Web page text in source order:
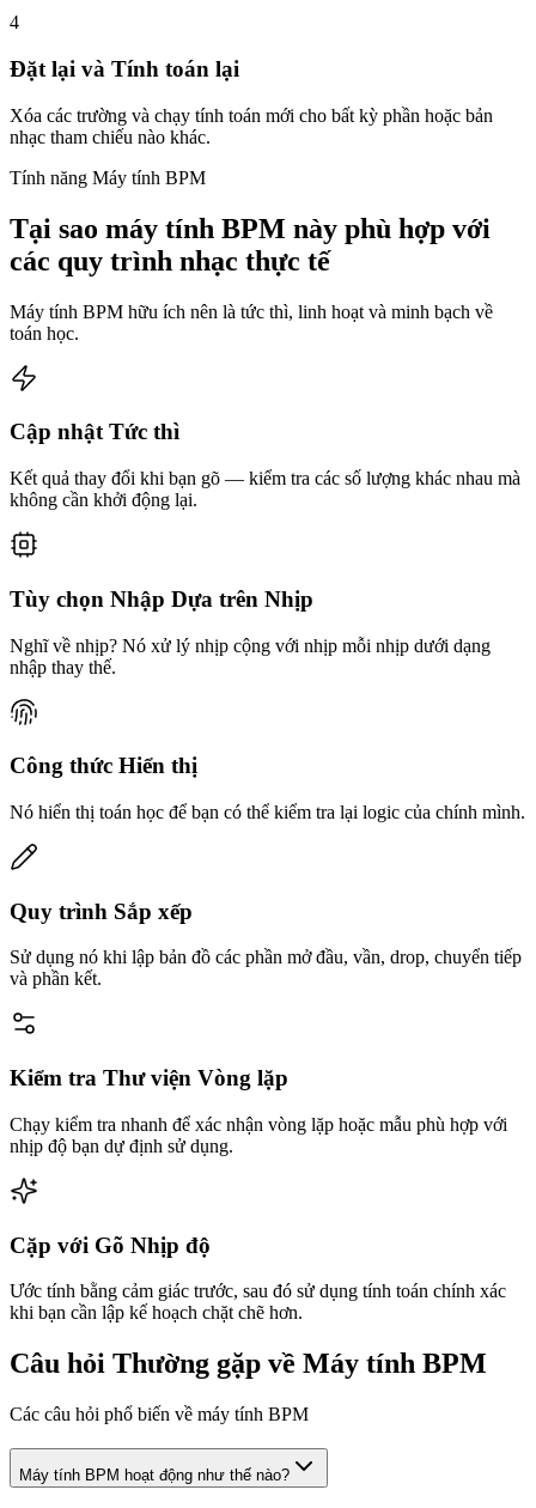
4
Đặt lại và Tính toán lại
Xóa các trường và chạy tính toán mới cho bất kỳ phần hoặc bản
nhạc tham chiếu nào khác.
Tính năng Máy tính BPM
Tại sao máy tính BPM này phù hợp với
các quy trình nhạc thực tế
Máy tính BPM hữu ích nên là tức thì, linh hoạt và minh bạch về
toán học.
Cập nhật Tức thì
Kết quả thay đổi khi bạn gõ — kiểm tra các số lượng khác nhau mà
không cần khởi động lại.
Tùy chọn Nhập Dựa trên Nhịp
Nghĩ về nhịp? Nó xử lý nhịp cộng với nhịp mỗi nhịp dưới dạng
nhập thay thế.
Công thức Hiển thị
Nó hiển thị toán học để bạn có thể kiểm tra lại logic của chính mình.
Quy trình Sắp xếp
Sử dụng nó khi lập bản đồ các phần mở đầu, vần, drop, chuyển tiếp
và phần kết.
Kiểm tra Thư viện Vòng lặp
Chạy kiểm tra nhanh để xác nhận vòng lặp hoặc mẫu phù hợp với
nhịp độ bạn dự định sử dụng.
Cặp với Gõ Nhịp độ
Ước tính bằng cảm giác trước, sau đó sử dụng tính toán chính xác
khi bạn cần lập kế hoạch chặt chẽ hơn.
Câu hỏi Thường gặp về Máy tính BPM
Các câu hỏi phổ biến về máy tính BPM
Máy tính BPM hoạt động như thế nào?